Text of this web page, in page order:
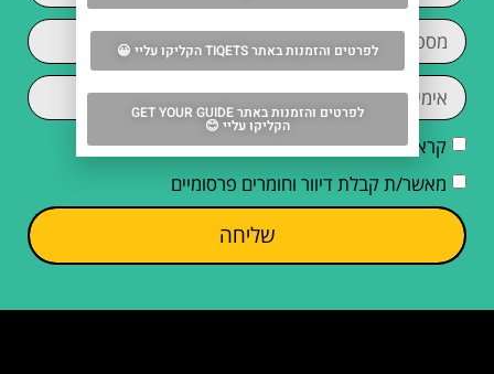
קראתי והסכמתי למדיניות הפרטיות
מאשר/ת קבלת דיוור וחומרים פרסומיים
שליחה
לפרטים והזמנות באתר TIQETS הקליקו עליי 😀
לפרטים והזמנות באתר GET YOUR GUIDE
הקליקו עליי 😊